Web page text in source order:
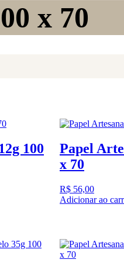
x 70
100
Papel
x 70
R$ 56,00
Adicionar ao